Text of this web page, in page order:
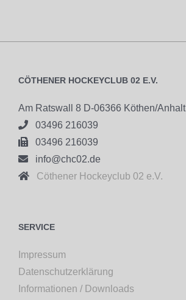
CÖTHENER HOCKEYCLUB 02 E.V.
Am Ratswall 8 D-06366 Köthen/Anhalt
 03496 216039
 03496 216039
 info@chc02.de
 Cöthener Hockeyclub 02 e.V.
SERVICE
Impressum
Datenschutzerklärung
Informationen / Downloads